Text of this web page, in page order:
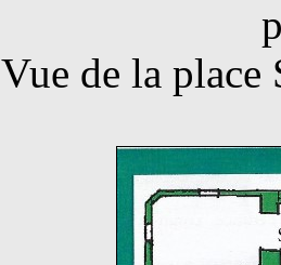
Vue de la